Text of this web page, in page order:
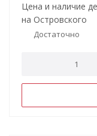
Цена и наличие
на Островского
Достаточно